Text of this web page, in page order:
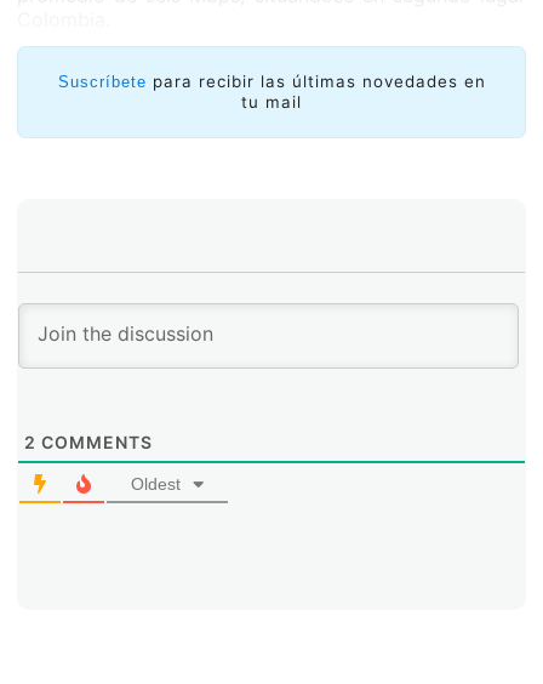
La clave para este desarrollo y para el que se espera
tendrá lugar en 2013 es el papel fundamental llevado a
cabo por gobiernos y operadoras. Las autoridades,
impulsando políticas públicas y creando planes de
Suscríbete para recibir las últimas novedades en
tu mail
2 COMMENTS
Oldest